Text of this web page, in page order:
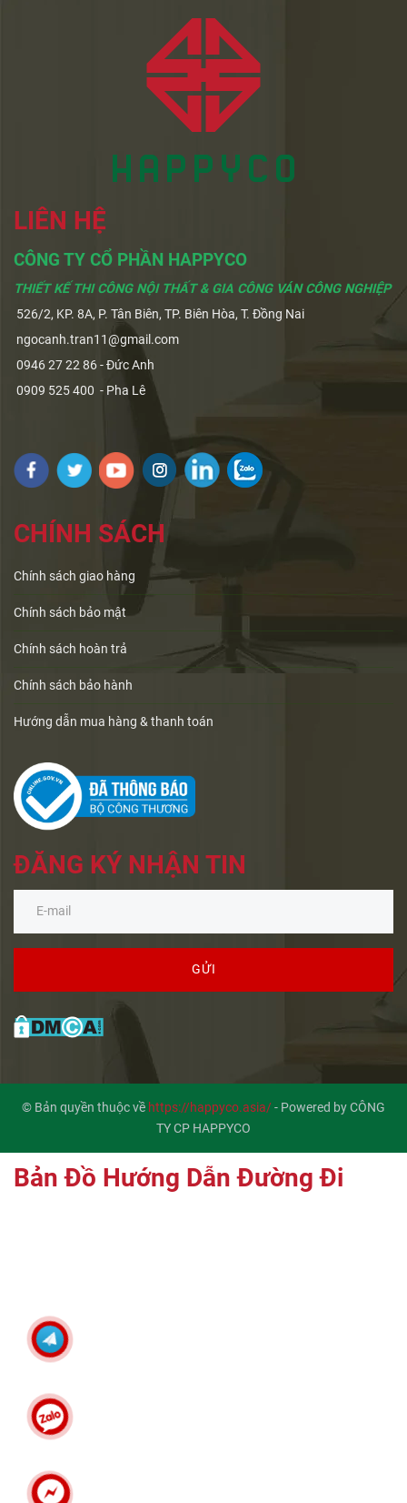
LIÊN HỆ
CÔNG TY CỔ PHẦN HAPPYCO
THIẾT KẾ THI CÔNG NỘI THẤT & GIA CÔNG VÁN CÔNG NGHIỆP
526/2, KP. 8A, P. Tân Biên, TP. Biên Hòa, T. Đồng Nai
ngocanh.tran11@gmail.com
0946 27 22 86 - Đức Anh
0909 525 400 - Pha Lê
CHÍNH SÁCH
Chính sách giao hàng
Chính sách bảo mật
Chính sách hoàn trả
Chính sách bảo hành
Hướng dẫn mua hàng & thanh toán
ĐĂNG KÝ NHẬN TIN
GỬI
© Bản quyền thuộc về https://happyco.asia/- Powered by CÔNG
TY CP HAPPYCO
Bản Đồ Hướng Dẫn Đường Đi